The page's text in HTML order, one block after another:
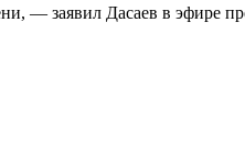
— заявил Дасаев в эфире